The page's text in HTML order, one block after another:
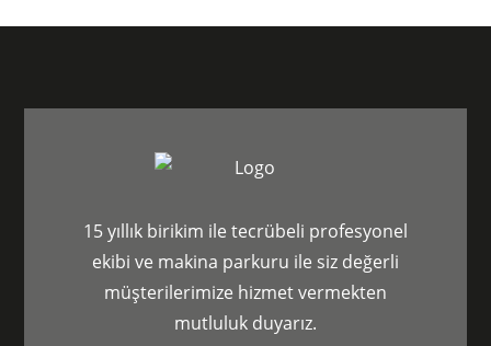
15 yıllık birikim ile tecrübeli profesyonel
ekibi ve makina parkuru ile siz değerli
müşterilerimize hizmet vermekten
mutluluk duyarız.